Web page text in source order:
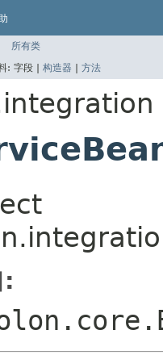
所有类
: 字段 | 构造器 | 方法
: